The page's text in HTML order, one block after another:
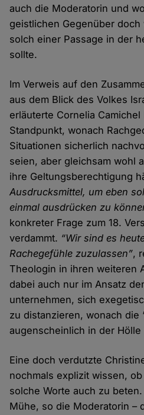
auch die Moderatorin und
geistlichen Gegenüber
solch einer Passage in der
sollte.
Im Verweis auf den
aus dem Blick des Volkes
erläuterte Cornelia
Standpunkt, wonach
Situationen sicherlich
seien, aber gleichsam wohl
ihre Geltungsberechtigung
Ausdrucksmittel, um eben
einmal ausdrücken zu
konkreter Frage zum 18.
verdammt. “Wir sind es
Rachegefühle zuzulassen”,
Theologin in ihren weiteren
dabei auch nur im Ansatz
unternehmen, sich
zu distanzieren, wonach die
augenscheinlich in der Hölle
Eine doch verdutzte
nochmals explizit wissen,
solche Worte auch zu
Mühe, so die Moderatorin –